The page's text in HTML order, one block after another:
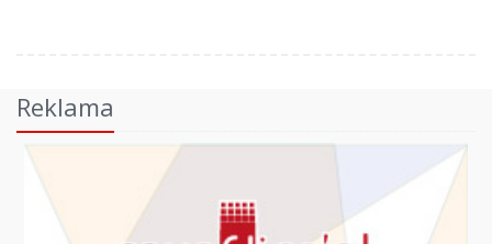
Reklama